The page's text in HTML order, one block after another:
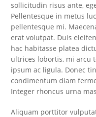
sollicitudin risus ante,
Pellentesque in metus
pellentesque mi.
erat volutpat. Duis
hac habitasse platea
ultrices lobortis, mi arcu
ipsum ac ligula. Donec
condimentum diam
Integer rhoncus urna
Aliquam porttitor